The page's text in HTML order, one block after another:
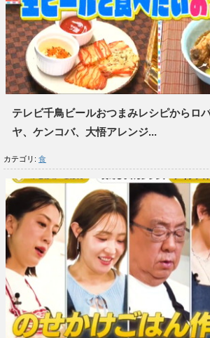
テレビ千鳥ビールおつまみレシピからロ
ヤ、ケンコバ、大悟アレンジ...
カテゴリ: 食